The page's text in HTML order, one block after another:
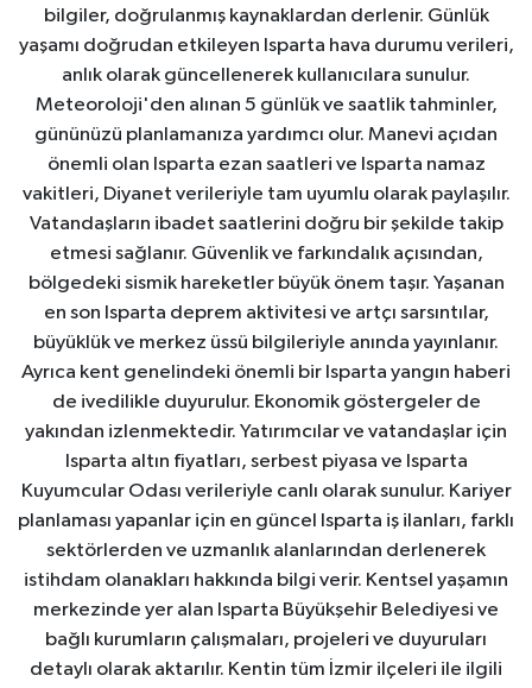
bilgiler, doğrulanmış kaynaklardan derlenir. Günlük
yaşamı doğrudan etkileyen Isparta hava durumu verileri,
anlık olarak güncellenerek kullanıcılara sunulur.
Meteoroloji'den alınan 5 günlük ve saatlik tahminler,
gününüzü planlamanıza yardımcı olur. Manevi açıdan
önemli olan Isparta ezan saatleri ve Isparta namaz
vakitleri, Diyanet verileriyle tam uyumlu olarak paylaşılır.
Vatandaşların ibadet saatlerini doğru bir şekilde takip
etmesi sağlanır. Güvenlik ve farkındalık açısından,
bölgedeki sismik hareketler büyük önem taşır. Yaşanan
en son Isparta deprem aktivitesi ve artçı sarsıntılar,
büyüklük ve merkez üssü bilgileriyle anında yayınlanır.
Ayrıca kent genelindeki önemli bir Isparta yangın haberi
de ivedilikle duyurulur. Ekonomik göstergeler de
yakından izlenmektedir. Yatırımcılar ve vatandaşlar için
Isparta altın fiyatları, serbest piyasa ve Isparta
Kuyumcular Odası verileriyle canlı olarak sunulur. Kariyer
planlaması yapanlar için en güncel Isparta iş ilanları, farklı
sektörlerden ve uzmanlık alanlarından derlenerek
istihdam olanakları hakkında bilgi verir. Kentsel yaşamın
merkezinde yer alan Isparta Büyükşehir Belediyesi ve
bağlı kurumların çalışmaları, projeleri ve duyuruları
detaylı olarak aktarılır. Kentin tüm İzmir ilçeleri ile ilgili